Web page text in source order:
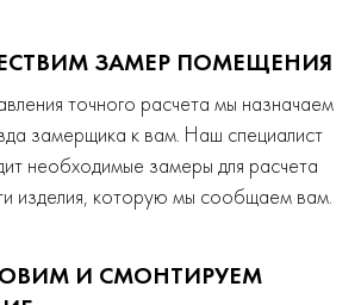
ЗАМЕР ПОМЕЩЕНИЯ
точного расчета мы назначаем
замерщика к вам. Наш специалист
необходимые замеры для расчета
изделия, которую мы сообщаем вам.
И СМОНТИРУЕМ